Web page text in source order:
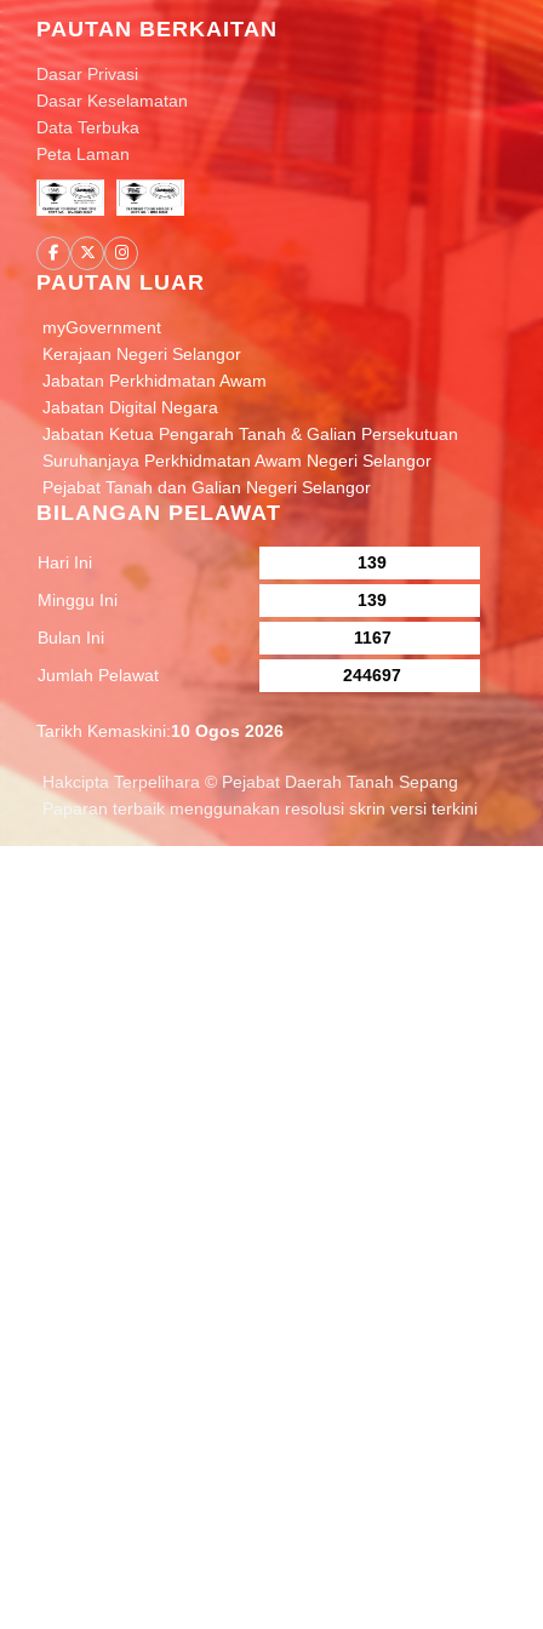
PAUTAN BERKAITAN
Dasar Privasi
Dasar Keselamatan
Data Terbuka
Peta Laman
PAUTAN LUAR
myGovernment
Kerajaan Negeri Selangor
Jabatan Perkhidmatan Awam
Jabatan Digital Negara
Jabatan Ketua Pengarah Tanah & Galian Persekutuan
Suruhanjaya Perkhidmatan Awam Negeri Selangor
Pejabat Tanah dan Galian Negeri Selangor
BILANGAN PELAWAT
Hari Ini
139
Minggu Ini
139
Bulan Ini
1167
Jumlah Pelawat
244697
Tarikh Kemaskini:10 Ogos 2026
Hakcipta Terpelihara © Pejabat Daerah Tanah Sepang
Paparan terbaik menggunakan resolusi skrin versi terkini